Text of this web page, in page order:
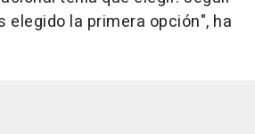
elegido la primera opción", ha